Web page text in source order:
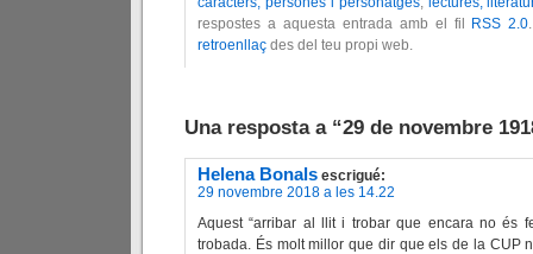
respostes a aquesta entrada amb el fil
RSS 2.0
retroenllaç des del teu propi web.
Una resposta a “29 de novembre
Helena Bonals escrigué:
29 novembre 2018 a les 14.22
Aquest “arribar al llit i trobar que encara no és
trobada. És molt millor que dir que els de la CUP